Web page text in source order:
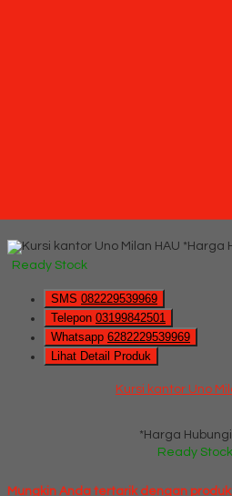
*Harga
Ready Stock
SMS 082229539969
Telepon 03199842501
Whatsapp 6282229539969
Lihat Detail Produk
Kursi kantor Uno
*Harga Hubungi
Ready Stock
Mungkin Anda tertarik dengan